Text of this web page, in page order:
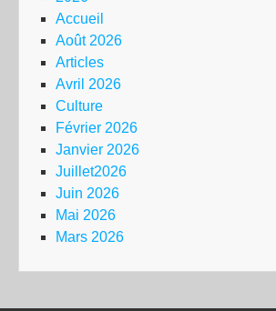
Accueil
Août 2026
Articles
Avril 2026
Culture
Février 2026
Janvier 2026
Juillet2026
Juin 2026
Mai 2026
Mars 2026